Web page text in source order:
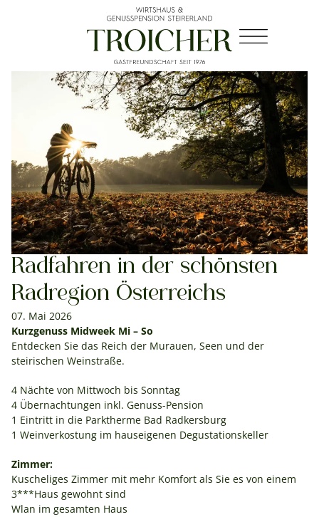
Radfahren in der schönsten
Radregion Österreichs
07. Mai 2026
Kurzgenuss Midweek Mi – So
Entdecken Sie das Reich der Murauen, Seen und der
steirischen Weinstraße.
4 Nächte von Mittwoch bis Sonntag
4 Übernachtungen inkl. Genuss-Pension
1 Eintritt in die Parktherme Bad Radkersburg
1 Weinverkostung im hauseigenen Degustationskeller
Zimmer:
Kuscheliges Zimmer mit mehr Komfort als Sie es von einem
3***Haus gewohnt sind
Wlan im gesamten Haus